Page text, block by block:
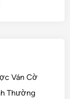
Ván Cờ
Thường